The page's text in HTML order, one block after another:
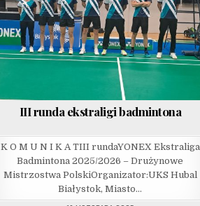
III runda ekstraligi badmintona
K O M U N I K A TIII rundaYONEX Ekstraliga
Badmintona 2025/2026 – Drużynowe
Mistrzostwa PolskiOrganizator:UKS Hubal
Białystok, Miasto…